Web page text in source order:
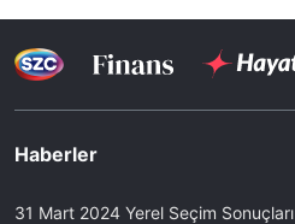
Haberler
31 Mart 2024 Yerel Seçim Sonuçları